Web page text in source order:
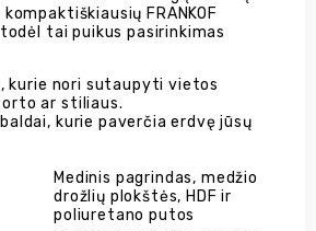
FRANKOF
tai puikus pasirinkimas
kurie nori sutaupyti vietos
ar stiliaus.
baldai, kurie paverčia erdvę jūsų
Medinis pagrindas, medžio
drožlių plokštės, HDF ir
poliuretano putos